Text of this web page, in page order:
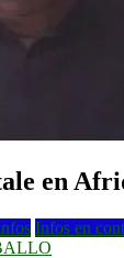
en
Infos en